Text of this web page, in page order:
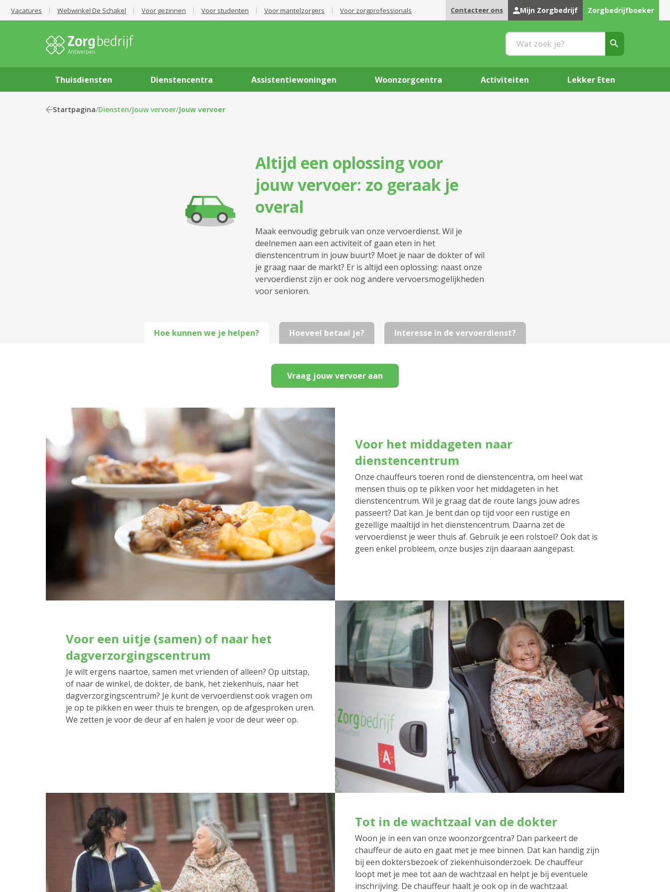
Vacatures Webwinkel De Schakel Voor gezinnen Voor studenten Voor mantelzorgers Voor zorgprofessionals Contacteer ons Mijn Zorgbedrijf Zorgbedrijfboeker
Thuisdiensten Dienstencentra Assistentiewoningen Woonzorgcentra Activiteiten Lekker Eten
Startpagina/Diensten/Jouw vervoer/Jouw vervoer
Altijd een oplossing voor
jouw vervoer: zo geraak je
overal
Maak eenvoudig gebruik van onze vervoerdienst. Wil je
deelnemen aan een activiteit of gaan eten in het
dienstencentrum in jouw buurt? Moet je naar de dokter of wil
je graag naar de markt? Er is altijd een oplossing: naast onze
vervoerdienst zijn er ook nog andere vervoersmogelijkheden
voor senioren.
Hoe kunnen we je helpen?
Vraag jouw vervoer aan
Voor het middageten naar
dienstencentrum
Onze chauffeurs toeren rond de dienstencentra, om heel wat
mensen thuis op te pikken voor het middageten in het
dienstencentrum. Wil je graag dat de route langs jouw adres
passeert? Dat kan. Je bent dan op tijd voor een rustige en
gezellige maaltijd in het dienstencentrum. Daarna zet de
vervoerdienst je weer thuis af. Gebruik je een rolstoel? Ook dat is
geen enkel probleem, onze busjes zijn daaraan aangepast.
Voor een uitje (samen) of naar het
dagverzorgingscentrum
Je wilt ergens naartoe, samen met vrienden of alleen? Op uitstap,
of naar de winkel, de dokter, de bank, het ziekenhuis, naar het
dagverzorgingscentrum? Je kunt de vervoerdienst ook vragen om
je op te pikken en weer thuis te brengen, op de afgesproken uren.
We zetten je voor de deur af en halen je voor de deur weer op.
Tot in de wachtzaal van de dokter
Woon je in een van onze woonzorgcentra? Dan parkeert de
chauffeur de auto en gaat met je mee binnen. Dat kan handig zijn
bij een doktersbezoek of ziekenhuisonderzoek. De chauffeur
loopt met je mee tot aan de wachtzaal en helpt je bij eventuele
inschrijving. De chauffeur haalt je ook op in de wachtzaal.
Hoeveel betaal je? Interesse in de vervoerdienst?